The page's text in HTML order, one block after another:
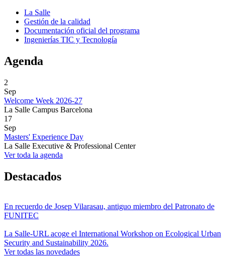
La Salle
Gestión de la calidad
Documentación oficial del programa
Ingenierías TIC y Tecnología
Agenda
2
Sep
Welcome Week 2026-27
La Salle Campus Barcelona
17
Sep
Masters' Experience Day
La Salle Executive & Professional Center
Ver toda la agenda
Destacados
En recuerdo de Josep Vilarasau, antiguo miembro del Patronato de
FUNITEC
La Salle-URL acoge el International Workshop on Ecological Urban
Security and Sustainability 2026.
Ver todas las novedades